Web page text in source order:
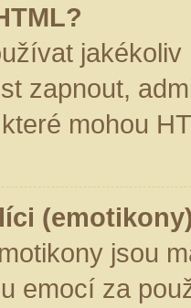
zapnout,
mohou
jsou
emocí za